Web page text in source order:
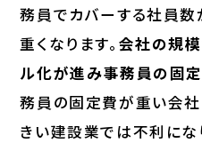
務員でカバーする社員数
重くなります。 会社の規模
ル化が進み事務員の固定
務員の固定費が重い会
きい建設業では不利にな